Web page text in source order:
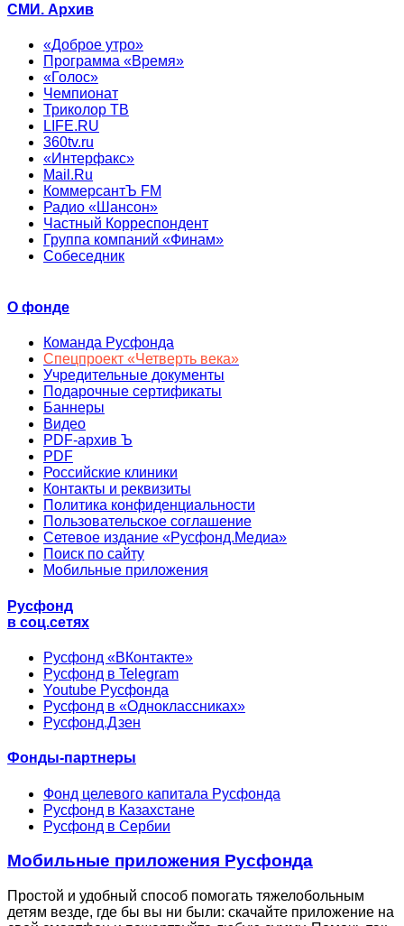
СМИ. Архив
«Доброе утро»
Программа «Время»
«Голос»
Чемпионат
Триколор ТВ
LIFE.RU
360tv.ru
«Интерфакс»
Mail.Ru
КоммерсантЪ FM
Радио «Шансон»
Частный Корреспондент
Группа компаний «Финам»
Собеседник
О фонде
Команда Русфонда
Спецпроект «Четверть века»
Учредительные документы
Подарочные сертификаты
Баннеры
Видео
PDF-архив Ъ
PDF
Российские клиники
Контакты и реквизиты
Политика конфиденциальности
Пользовательское соглашение
Сетевое издание «Русфонд.Медиа»
Поиск по сайту
Мобильные приложения
Русфонд
в соц.сетях
Русфонд «ВКонтакте»
Русфонд в Telegram
Youtube Русфонда
Русфонд в «Одноклассниках»
Русфонд.Дзен
Фонды-партнеры
Фонд целевого капитала Русфонда
Русфонд в Казахстане
Русфонд в Сербии
Мобильные приложения Русфонда
Простой и удобный способ помогать тяжелобольным
детям везде, где бы вы ни были: скачайте приложение на